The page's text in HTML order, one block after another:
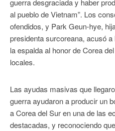
guerra desgraciada y haber
al pueblo de Vietnam”. Los
ofendidos, y Park Geun-hye,
presidenta surcoreana, acusó
la espalda al honor de Corea
locales.
Las ayudas masivas que
guerra ayudaron a producir un
a Corea del Sur en una de las
destacadas, y reconociendo